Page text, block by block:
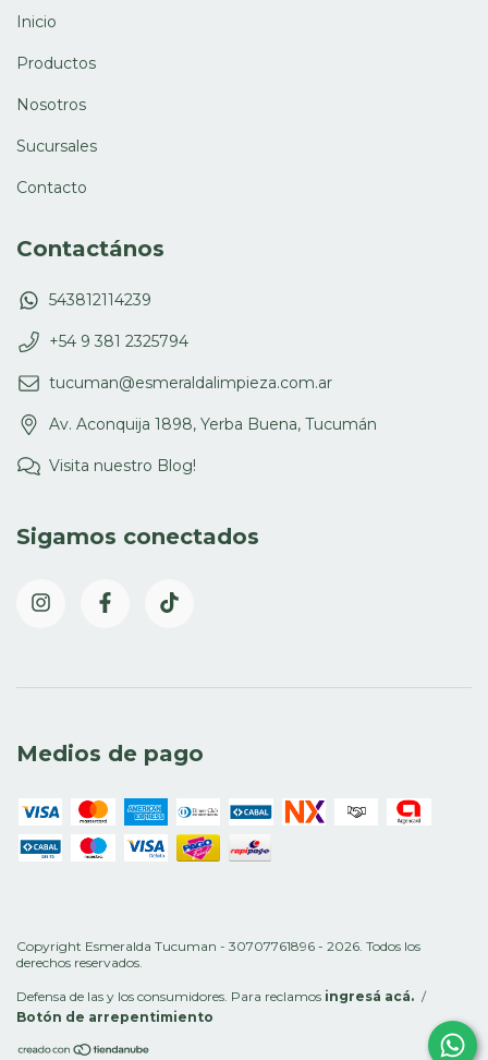
Inicio
Productos
Nosotros
Sucursales
Contacto
Contactános
543812114239
+54 9 381 2325794
tucuman@esmeraldalimpieza.com.ar
Av. Aconquija 1898, Yerba Buena, Tucumán
Visita nuestro Blog!
Sigamos conectados
Medios de pago
Copyright Esmeralda Tucuman - 30707761896 - 2026. Todos los
derechos reservados.
Defensa de las y los consumidores. Para reclamos ingresá acá. /
Botón de arrepentimiento